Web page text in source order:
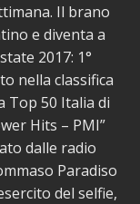
Il brano
e diventa a
2017: 1°
nella classifica
Top 50 Italia di
Hits – PMI”
dalle radio
Paradiso
del selfie,